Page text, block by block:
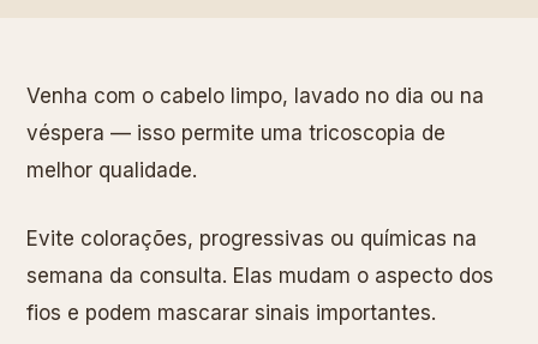
Venha com o cabelo limpo, lavado no dia ou na
véspera — isso permite uma tricoscopia de
melhor qualidade.
Evite colorações, progressivas ou químicas na
semana da consulta. Elas mudam o aspecto dos
fios e podem mascarar sinais importantes.